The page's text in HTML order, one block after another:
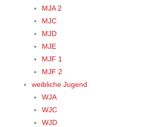
MJA 2
MJC
MJD
MJE
MJF 1
MJF 2
weibliche Jugend
WJA
WJC
WJD